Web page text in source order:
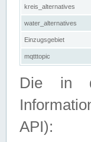
kreis_alternatives
water_alternatives
Einzugsgebiet
mqtttopic
Die in
API):